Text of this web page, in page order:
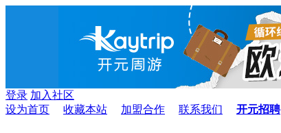
登录 加入社区
设为首页
收藏本站 加盟合作 联系我们 开元招聘